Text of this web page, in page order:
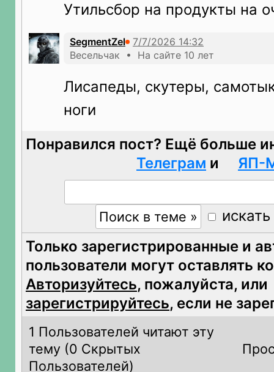
Утильсбор на продукты на
SegmentZel
Весельчак • На сайте 10 лет
Лисапеды, скутеры,
ноги
Понравился пост? Ещё больше
Телеграм и ЯП-
Только зарегистрированные и
пользователи могут оставлять
Авторизуйтесь, пожалуйста, или
зарегистрируйтесь, если не
1 Пользователей читают эту
тему (0 Скрытых
Пользователей)